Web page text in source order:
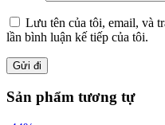
Lưu tên của tôi, email, và
lần bình luận kế tiếp của tôi.
Sản phẩm tương tự